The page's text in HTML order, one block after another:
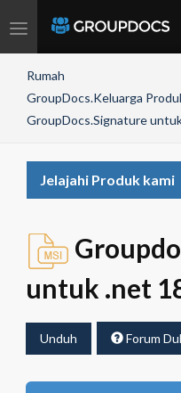
Toggle
Rumah
GroupDocs.Keluarga
GroupDocs.Signature
Jelajahi Produk kami
untuk .net
Unduh Forum